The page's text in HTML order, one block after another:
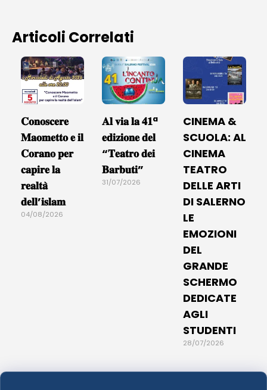
Articoli Correlati
𝐂𝐨𝐧𝐨𝐬𝐜𝐞𝐫𝐞
𝐌𝐚𝐨𝐦𝐞𝐭𝐭𝐨 𝐞 𝐢𝐥
𝐂𝐨𝐫𝐚𝐧𝐨 𝐩𝐞𝐫
𝐜𝐚𝐩𝐢𝐫𝐞 𝐥𝐚
𝐫𝐞𝐚𝐥𝐭𝐚̀
𝐝𝐞𝐥𝐥’𝐢𝐬𝐥𝐚𝐦
04/08/2026
𝐀𝐥 𝐯𝐢𝐚 𝐥𝐚 𝟒𝟏ª
𝐞𝐝𝐢𝐳𝐢𝐨𝐧𝐞 𝐝𝐞𝐥
“𝐓𝐞𝐚𝐭𝐫𝐨 𝐝𝐞𝐢
𝐁𝐚𝐫𝐛𝐮𝐭𝐢”
31/07/2026
CINEMA &
SCUOLA: AL
CINEMA
TEATRO
DELLE ARTI
DI SALERNO
LE
EMOZIONI
DEL
GRANDE
SCHERMO
DEDICATE
AGLI
STUDENTI
28/07/2026